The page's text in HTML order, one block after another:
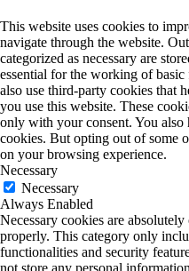
This website uses cookies to
navigate through the website.
categorized as necessary are
essential for the working of
also use third-party cookies that
you use this website. These
only with your consent. You also
cookies. But opting out of some
on your browsing experience.
Necessary
Necessary
Always Enabled
Necessary cookies are
properly. This category only
functionalities and security
not store any personal